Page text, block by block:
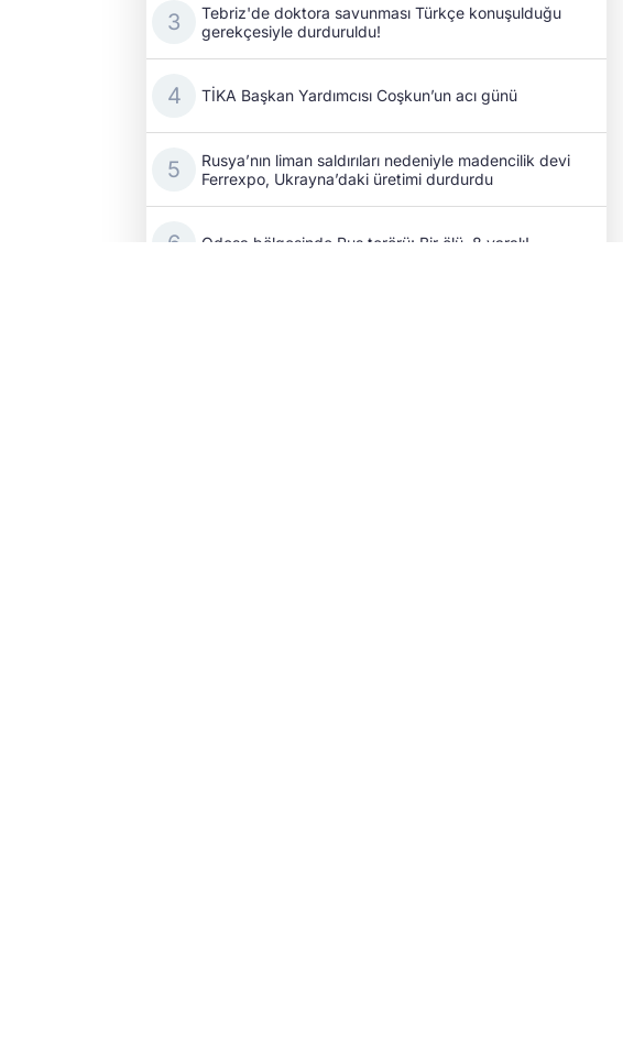
Tebriz'de doktora savunması Türkçe konuşulduğu
gerekçesiyle durduruldu!
TİKA Başkan Yardımcısı Coşkun’un acı günü
Rusya’nın liman saldırıları nedeniyle madencilik devi
Ferrexpo, Ukrayna’daki üretimi durdurdu
Odesa bölgesinde Rus terörü: Bir ölü, 8 yaralı!